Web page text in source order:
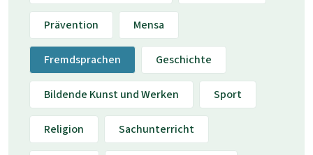
Prävention Mensa
Fremdsprachen Geschichte
Bildende Kunst und Werken Sport
Religion Sachunterricht